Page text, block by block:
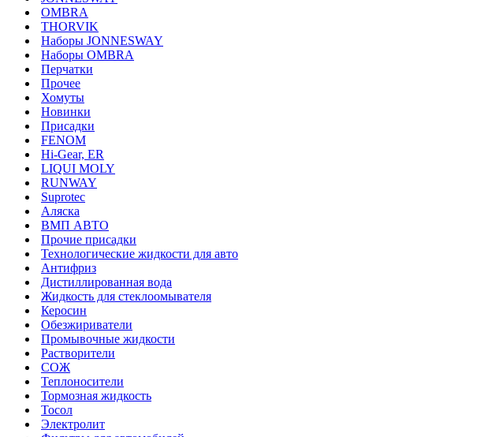
OMBRA
THORVIK
Наборы JONNESWAY
Наборы OMBRA
Перчатки
Прочее
Хомуты
Новинки
Присадки
FENOM
Hi-Gear, ER
LIQUI MOLY
RUNWAY
Suprotec
Аляска
ВМП АВТО
Прочие присадки
Технологические жидкости для авто
Антифриз
Дистиллированная вода
Жидкость для стеклоомывателя
Керосин
Обезжириватели
Промывочные жидкости
Растворители
СОЖ
Теплоносители
Тормозная жидкость
Тосол
Электролит